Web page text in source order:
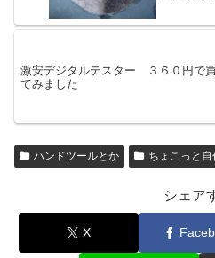
激安デジタルテスター ３６０円で
てみました
ハンドツールとか ちょこっと自
シェア
X